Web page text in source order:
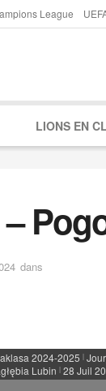
League
LIONS EN
dans
2024-2025 |
Lubin | 28 Juil